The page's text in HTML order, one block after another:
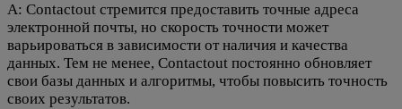
A: Contactout стремится предоставить точные адреса
электронной почты, но скорость точности может
варьироваться в зависимости от наличия и качества
данных. Тем не менее, Contactout постоянно обновляет
свои базы данных и алгоритмы, чтобы повысить точность
своих результатов.